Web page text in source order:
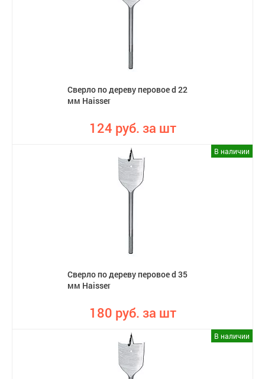
Сверло по дереву перовое d 22
мм Haisser
124 руб. за шт
В наличии
Сверло по дереву перовое d 35
мм Haisser
180 руб. за шт
В наличии